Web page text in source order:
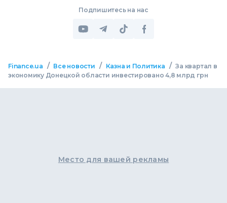
Подпишитесь на нас
Finance.ua / Все новости / Казна и Политика / За квартал в
экономику Донецкой области инвестировано 4,8 млрд грн
Место для вашей рекламы